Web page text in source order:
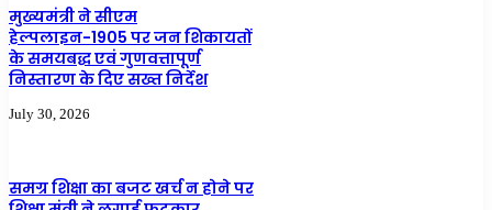
मुख्यमंत्री ने सीएम
हेल्पलाइन-1905 पर जन शिकायतों
के समयबद्ध एवं गुणवत्तापूर्ण
निस्तारण के दिए सख्त निर्देश
July 30, 2026
समग्र शिक्षा का बजट खर्च न होने पर